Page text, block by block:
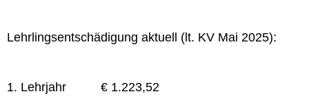
Lehrlingsentschädigung aktuell (lt. KV Mai 2025):
1. Lehrjahr € 1.223,52